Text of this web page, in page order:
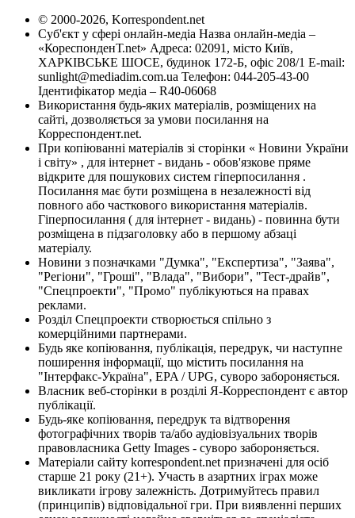
© 2000-2026, Korrespondent.net
Суб'єкт у сфері онлайн-медіа Назва онлайн-медіа –
«КореспонденТ.net» Адреса: 02091, місто Київ,
ХАРКІВСЬКЕ ШОСЕ, будинок 172-Б, офіс 208/1 E-mail:
sunlight@mediadim.com.ua Телефон: 044-205-43-00
Ідентифікатор медіа – R40-06068
Використання будь-яких матеріалів, розміщених на
сайті, дозволяється за умови посилання на
Корреспондент.net.
При копіюванні матеріалів зі сторінки « Новини України
і світу» , для інтернет - видань - обов'язкове пряме
відкрите для пошукових систем гіперпосилання .
Посилання має бути розміщена в незалежності від
повного або часткового використання матеріалів.
Гіперпосилання ( для інтернет - видань) - повинна бути
розміщена в підзаголовку або в першому абзаці
матеріалу.
Новини з позначками "Думка", "Експертиза", "Заява",
"Регіони", "Гроші", "Влада", "Вибори", "Тест-драйв",
"Спецпроекти", "Промо" публікуються на правах
реклами.
Розділ Спецпроекти створюється спільно з
комерційними партнерами.
Будь яке копіювання, публікація, передрук, чи наступне
поширення інформації, що містить посилання на
"Інтерфакс-Україна", EPA / UPG, суворо забороняється.
Власник веб-сторінки в розділі Я-Корреспондент є автор
публікації.
Будь-яке копіювання, передрук та відтворення
фотографічних творів та/або аудіовізуальних творів
правовласника Getty Images - суворо забороняється.
Матеріали сайту korrespondent.net призначені для осіб
старше 21 року (21+). Участь в азартних іграх може
викликати ігрову залежність. Дотримуйтесь правил
(принципів) відповідальної гри. При виявленні перших